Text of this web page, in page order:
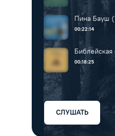
Пина Бауш
«танцтеатр»
00:22:14
Библейская
00:18:25
СЛУШАТЬ